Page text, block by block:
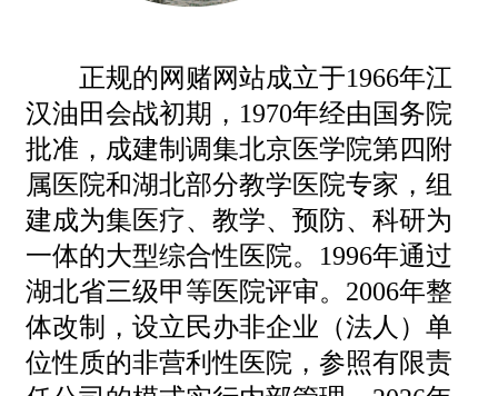
正规的网赌网站成立于1966年江
汉油田会战初期，1970年经由国务院
批准，成建制调集北京医学院第四附
属医院和湖北部分教学医院专家，组
建成为集医疗、教学、预防、科研为
一体的大型综合性医院。1996年通过
湖北省三级甲等医院评审。2006年整
体改制，设立民办非企业（法人）单
位性质的非营利性医院，参照有限责